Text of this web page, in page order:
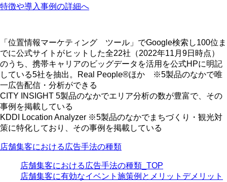
特徴や導入事例の詳細へ
「位置情報マーケティング ツール」でGoogle検索し100位ま
でに公式サイトがヒットした全22社（2022年11月9日時点）
のうち、携帯キャリアのビッグデータを活用を公式HPに明記
している5社を抽出。Real People®ほか ※5製品のなかで唯
一広告配信・分析ができる
CITY INSIGHT 5製品のなかでエリア分析の数が豊富で、その
事例を掲載している
KDDI Location Analyzer ※5製品のなかでまちづくり・観光対
策に特化しており、その事例を掲載している
店舗集客における広告手法の種類
店舗集客における広告手法の種類_TOP
店舗集客に有効なイベント施策例とメリットデメリット